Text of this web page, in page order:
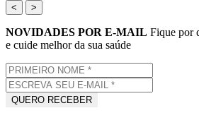
< >
NOVIDADES POR E-MAIL Fique por
e cuide melhor da sua saúde